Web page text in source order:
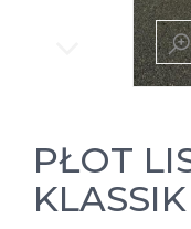
PŁOT
KLASSIK